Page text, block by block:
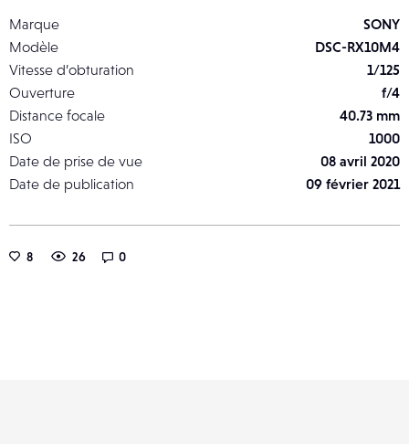
Marque
SONY
Modèle
DSC-RX10M4
Vitesse d’obturation
1/125
Ouverture
f/4
Distance focale
40.73 mm
ISO
1000
Date de prise de vue
08 avril 2020
Date de publication
09 février 2021
8 26 0